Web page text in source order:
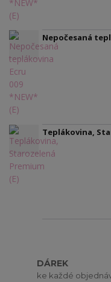
Nepočesaná
Teplákovina,
DÁREK
ke každé